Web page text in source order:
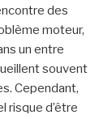
des
moteur,
un entre
souvent
Cependant,
risque d’être